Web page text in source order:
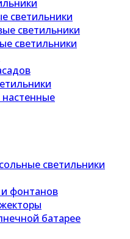
светильники
светильники
светильники
настенные
светильники
фонтанов
батарее